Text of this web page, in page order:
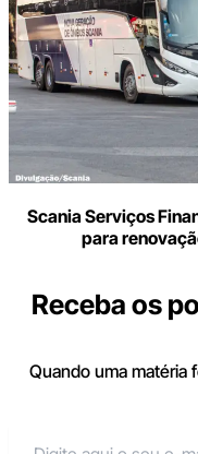
Scania Serviços
para
Receba os
Quando uma matéria